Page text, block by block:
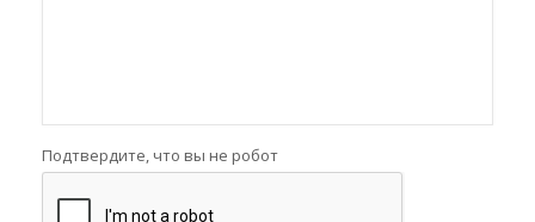
Подтвердите, что вы не робот